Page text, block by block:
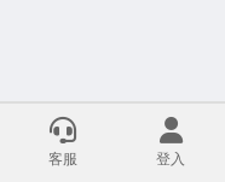
客服 登入